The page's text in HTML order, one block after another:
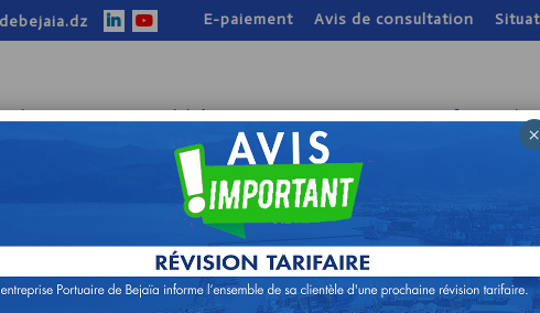
E-paiement Avis de consultation
Nos activités Nos atouts Infos
N° 02/DA/2024
×